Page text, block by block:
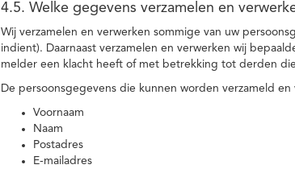
4.5. Welke gegevens verzamelen en
Wij verzamelen en verwerken sommige van uw
indient). Daarnaast verzamelen en verwerken wij
melder een klacht heeft of met betrekking tot derden
De persoonsgegevens die kunnen worden verzameld
Voornaam
Naam
Postadres
E-mailadres